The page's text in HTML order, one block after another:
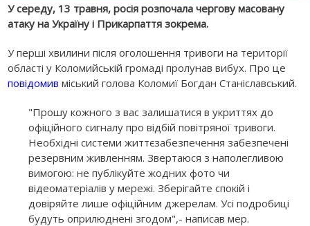
У середу, 13 травня, росія розпочала чергову масовану
атаку на Україну і Прикарпаття зокрема.
У перші хвилини після оголошення тривоги на території
області у Коломийській громаді пролунав вибух. Про це
повідомив міський голова Коломиї Богдан Станіславський.
"Прошу кожного з вас залишатися в укриттях до
офіційного сигналу про відбій повітряної тривоги.
Необхідні системи життєзабезпечення забезпечені
резервним живленням. Звертаюся з наполегливою
вимогою: не публікуйте жодних фото чи
відеоматеріалів у мережі. Зберігайте спокій і
довіряйте лише офіційним джерелам. Усі подробиці
будуть оприлюднені згодом",- написав мер.